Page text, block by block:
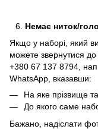
Немає ниток/
Якщо у наборі, який
можете звернутися
+380 67 137 8794,
WhatsApp, вказавши:
На яке прізвище
До якого саме
Бажано, надіслати